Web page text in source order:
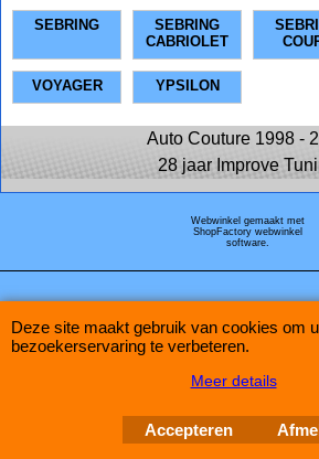
SEBRING
SEBRING
CABRIOLET
VOYAGER YPSILON
Auto Couture 1998 -
28 jaar Improve
Webwinkel gemaakt met
ShopFactory webwinkel
software.
Deze site maakt gebruik van cookies om
bezoekerservaring te verbeteren.
Meer details
Accepteren